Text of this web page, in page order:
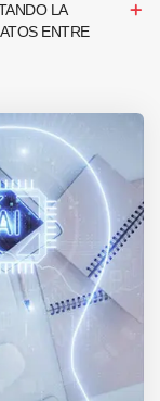
LA
ENTRE